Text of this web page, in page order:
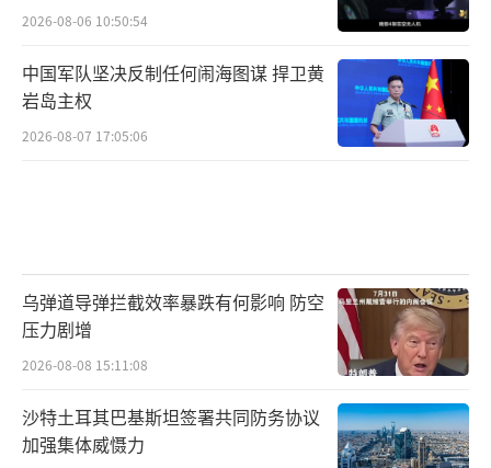
2026-08-06 10:50:54
中国军队坚决反制任何闹海图谋 捍卫黄
岩岛主权
2026-08-07 17:05:06
乌弹道导弹拦截效率暴跌有何影响 防空
压力剧增
2026-08-08 15:11:08
沙特土耳其巴基斯坦签署共同防务协议
加强集体威慑力